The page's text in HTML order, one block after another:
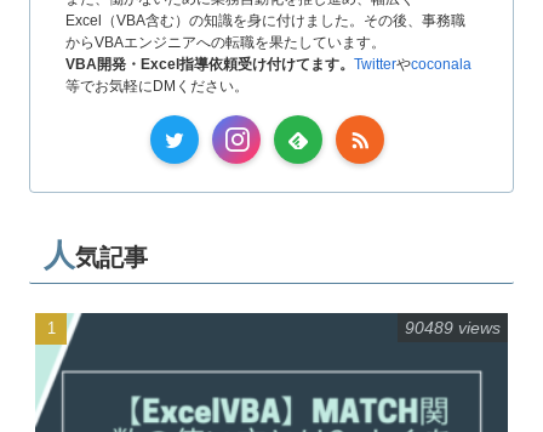
Excel（VBA含む）の知識を身に付けました。その後、事務職
からVBAエンジニアへの転職を果たしています。
VBA開発・Excel指導依頼受け付けてます。 Twitterやcoconala
等でお気軽にDMください。
人気記事
90489 views